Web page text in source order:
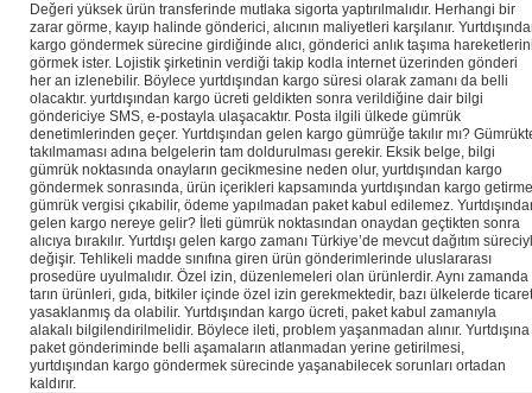
Değeri yüksek ürün transferinde mutlaka sigorta yaptırılmalıdır. Herhangi bir
zarar görme, kayıp halinde gönderici, alıcının maliyetleri karşılanır.
kargo göndermek sürecine girdiğinde alıcı, gönderici anlık taşıma
görmek ister. Lojistik şirketinin verdiği takip kodla internet üzerinden gönderi
her an izlenebilir. Böylece yurtdışından kargo süresi olarak zamanı da belli
olacaktır. yurtdışından kargo ücreti geldikten sonra verildiğine dair bilgi
göndericiye SMS, e-postayla ulaşacaktır. Posta ilgili ülkede gümrük
denetimlerinden geçer. Yurtdışından gelen kargo gümrüğe takılır mı?
takılmaması adına belgelerin tam doldurulması gerekir. Eksik belge, bilgi
gümrük noktasında onayların gecikmesine neden olur, yurtdışından kargo
göndermek sonrasında, ürün içerikleri kapsamında yurtdışından kargo getirme
gümrük vergisi çıkabilir, ödeme yapılmadan paket kabul edilemez.
gelen kargo nereye gelir? İleti gümrük noktasından onaydan geçtikten sonra
alıcıya bırakılır. Yurtdışı gelen kargo zamanı Türkiye’de mevcut dağıtım
değişir. Tehlikeli madde sınıfına giren ürün gönderimlerinde uluslararası
prosedüre uyulmalıdır. Özel izin, düzenlemeleri olan ürünlerdir. Aynı zamanda
tarın ürünleri, gıda, bitkiler içinde özel izin gerekmektedir, bazı ülkelerde
yasaklanmış da olabilir. Yurtdışından kargo ücreti, paket kabul zamanıyla
alakalı bilgilendirilmelidir. Böylece ileti, problem yaşanmadan alınır. Yurtdışına
paket gönderiminde belli aşamaların atlanmadan yerine getirilmesi,
yurtdışından kargo göndermek sürecinde yaşanabilecek sorunları ortadan
kaldırır.